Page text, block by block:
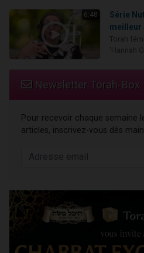
6:48
Série
meilleur
Newsletter Torah-Box
Pour recevoir chaque semaine
articles, inscrivez-vous dès